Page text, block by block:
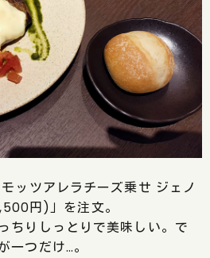
ッツアレラチーズ乗せ ジェノ
円)」を注文。
ちりしっとりで美味しい。で
一つだけ…。